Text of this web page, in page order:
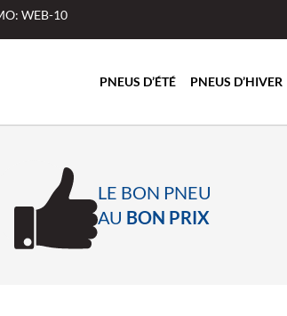
WEB-10
PNEUS D’ÉTÉ PNEUS D’HIVER
LE BON PNEU
AU BON PRIX